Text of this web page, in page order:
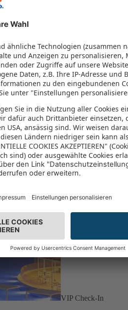
kombiniert werden – das spart
VIP Check-In